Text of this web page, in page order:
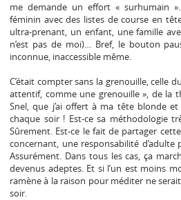
me demande un effort « surhumain
féminin avec des listes de course en
ultra-prenant, un enfant, une famille
n’est pas de moi)… Bref, le bouton
inconnue, inaccessible même.
C’était compter sans la grenouille, celle
attentif, comme une grenouille », de la
Snel, que j’ai offert à ma tête blonde
chaque soir ! Est-ce sa méthodologie
Sûrement. Est-ce le fait de partager
concernant, une responsabilité
Assurément. Dans tous les cas, ça
devenus adeptes. Et si l’un est moins
ramène à la raison pour méditer ne
soir.